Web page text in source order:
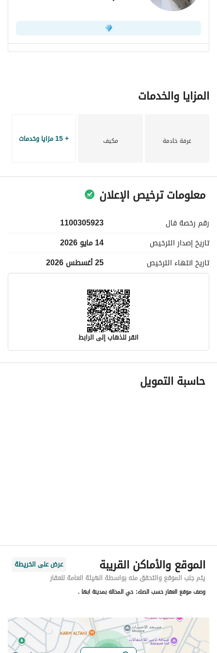
المزايا والخدمات
غرفة خادمة مكيف + 15 مزايا وخدمات
معلومات ترخيص الإعلان
رقم رخصة فال
1100305923
تاريخ إصدار الترخيص
14 مايو 2026
تاريخ انتهاء الترخيص 25 أغسطس 2026
انقر للذهاب إلى الرابط
معلومات مسؤول الإعلان
اسم المسؤول
رقم المبنى
8016
الرقم الاضافي
3579
خط العرض
18.302027453838672
خط الطول
42.64104679240064
حاسبة التمويل
الموقع والأماكن القريبة
عرض على الخريطة
يتم جلب الموقع والتحقق منه بواسطة الهيئة العامة للعقار
وصف موقع العقار حسب الصك: حي المحاله بمدينة ابها .